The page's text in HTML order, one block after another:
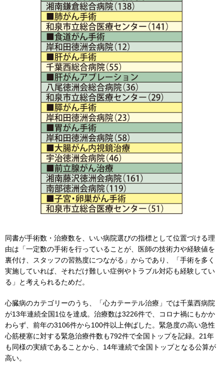
同書が手術数・治療数を、いい病院選びの指標として位置づける理
由は「一定数の手術を行っていることが、医師の技術力や経験値を
裏付け、スタッフの習熟度につながる」からであり、「手術を多く
実施していれば、それだけ難しい症例やトラブル対応も経験してい
る」と考えられるためだ。
心臓病のカテゴリーのうち、「心カテーテル治療」では千葉西病院
が13年連続全国1位を達成。治療数は3226件で、コロナ禍にもかか
わらず、前年の3106件から100件以上伸ばした。緊急度の高い急性
心筋梗塞に対する緊急治療件数も792件で全国トップを記録。21年
も同様の実績であることから、14年連続で全国トップとなる公算が
高い。